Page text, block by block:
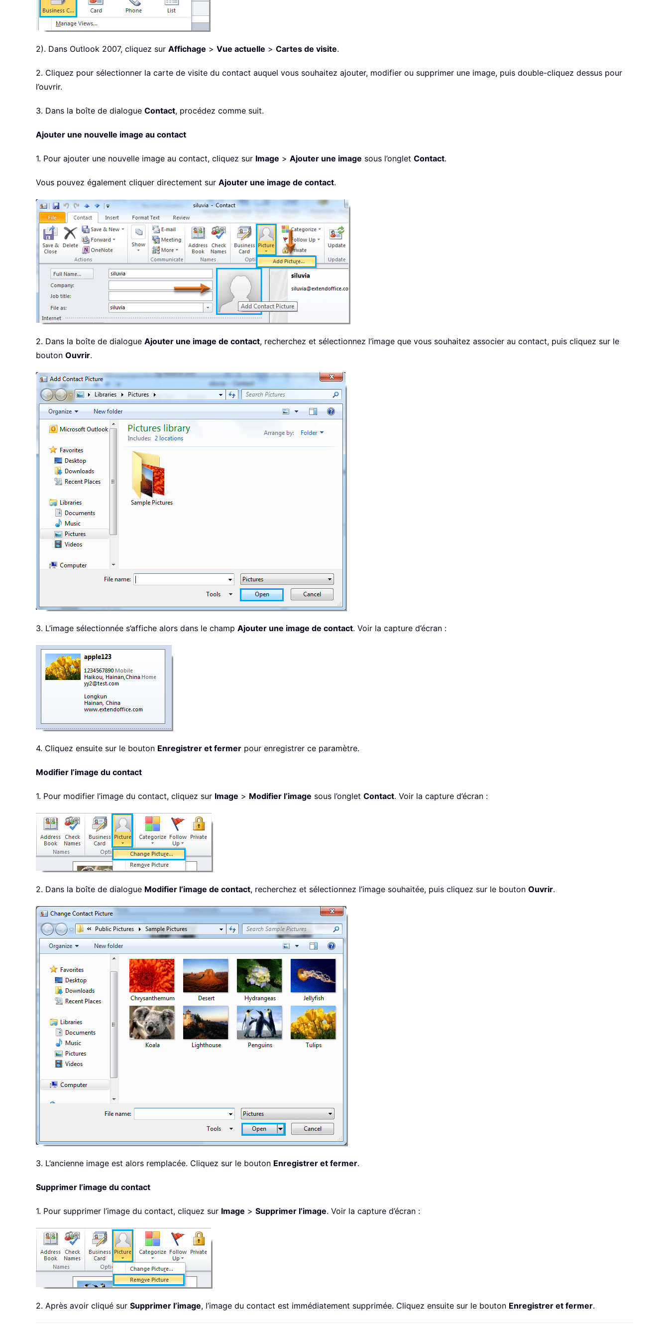
2). Dans Outlook 2007, cliquez sur Affichage > Vue actuelle > Cartes de visite.
2. Cliquez pour sélectionner la carte de visite du contact auquel vous souhaitez ajouter, modifier ou supprimer une image, puis double-cliquez dessus pour
l’ouvrir.
3. Dans la boîte de dialogue Contact, procédez comme suit.
Ajouter une nouvelle image au contact
1. Pour ajouter une nouvelle image au contact, cliquez sur Image > Ajouter une image sous l’onglet Contact.
Vous pouvez également cliquer directement sur Ajouter une image de contact.
2. Dans la boîte de dialogue Ajouter une image de contact, recherchez et sélectionnez l’image que vous souhaitez associer au contact, puis cliquez sur le
bouton Ouvrir.
3. L’image sélectionnée s’affiche alors dans le champ Ajouter une image de contact. Voir la capture d’écran :
4. Cliquez ensuite sur le bouton Enregistrer et fermer pour enregistrer ce paramètre.
Modifier l’image du contact
1. Pour modifier l’image du contact, cliquez sur Image > Modifier l’image sous l’onglet Contact. Voir la capture d’écran :
2. Dans la boîte de dialogue Modifier l’image de contact, recherchez et sélectionnez l’image souhaitée, puis cliquez sur le bouton Ouvrir.
3. L’ancienne image est alors remplacée. Cliquez sur le bouton Enregistrer et fermer.
Supprimer l’image du contact
1. Pour supprimer l’image du contact, cliquez sur Image > Supprimer l’image. Voir la capture d’écran :
2. Après avoir cliqué sur Supprimer l’image, l’image du contact est immédiatement supprimée. Cliquez ensuite sur le bouton Enregistrer et fermer.